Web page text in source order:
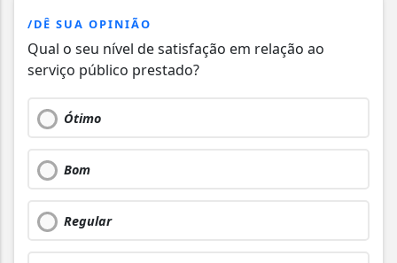
/DÊ SUA OPINIÃO
Qual o seu nível de satisfação em relação ao
serviço público prestado?
Ótimo
Bom
Regular